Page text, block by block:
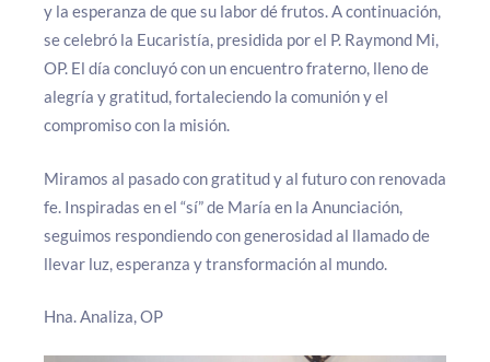
y la esperanza de que su labor dé frutos. A continuación,
se celebró la Eucaristía, presidida por el P. Raymond Mi,
OP. El día concluyó con un encuentro fraterno, lleno de
alegría y gratitud, fortaleciendo la comunión y el
compromiso con la misión.
Miramos al pasado con gratitud y al futuro con renovada
fe. Inspiradas en el “sí” de María en la Anunciación,
seguimos respondiendo con generosidad al llamado de
llevar luz, esperanza y transformación al mundo.
Hna. Analiza, OP